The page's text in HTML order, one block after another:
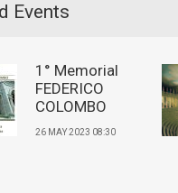
Events
1° Memorial
FEDERICO
COLOMBO
26 MAY 2023 08:30